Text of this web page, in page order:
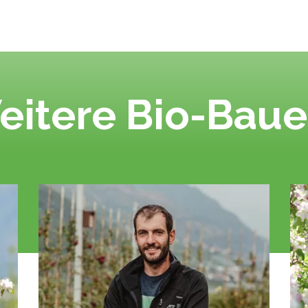
Bio-